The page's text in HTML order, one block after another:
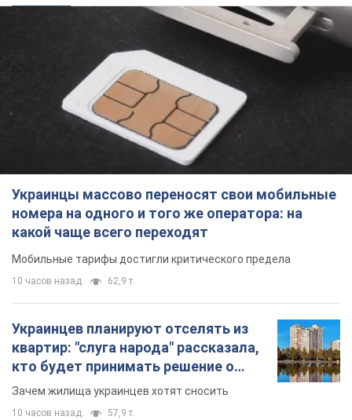
Украинцы массово переносят свои мобильные
номера на одного и того же оператора: на
какой чаще всего переходят
Мобильные тарифы достигли критического предела
10 часов назад 62,9 т.
Украинцев планируют отселять из
квартир: "слуга народа" рассказала,
кто будет принимать решение о
сносе домов
Зачем жилища украинцев хотят сносить
10 часов назад 57,9 т.